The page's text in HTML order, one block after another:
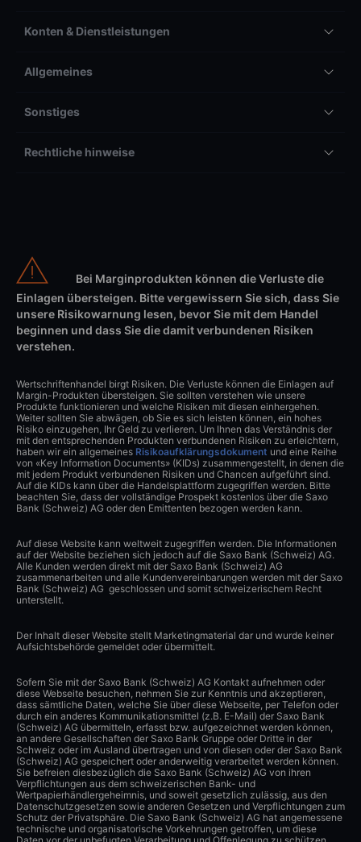
Konten & Dienstleistungen
Allgemeines
Sonstiges
Rechtliche hinweise
Bei Marginprodukten können die Verluste die
Einlagen übersteigen. Bitte vergewissern Sie sich, dass Sie
unsere Risikowarnung lesen, bevor Sie mit dem Handel
beginnen und dass Sie die damit verbundenen Risiken
verstehen.
Wertschriftenhandel birgt Risiken. Die Verluste können die Einlagen auf
Margin-Produkten übersteigen. Sie sollten verstehen wie unsere
Produkte funktionieren und welche Risiken mit diesen einhergehen.
Weiter sollten Sie abwägen, ob Sie es sich leisten können, ein hohes
Risiko einzugehen, Ihr Geld zu verlieren. Um Ihnen das Verständnis der
mit den entsprechenden Produkten verbundenen Risiken zu erleichtern,
haben wir ein allgemeines Risikoaufklärungsdokument und eine Reihe
von «Key Information Documents» (KIDs) zusammengestellt, in denen die
mit jedem Produkt verbundenen Risiken und Chancen aufgeführt sind.
Auf die KIDs kann über die Handelsplattform zugegriffen werden. Bitte
beachten Sie, dass der vollständige Prospekt kostenlos über die Saxo
Bank (Schweiz) AG oder den Emittenten bezogen werden kann.
Auf diese Website kann weltweit zugegriffen werden. Die Informationen
auf der Website beziehen sich jedoch auf die Saxo Bank (Schweiz) AG.
Alle Kunden werden direkt mit der Saxo Bank (Schweiz) AG
zusammenarbeiten und alle Kundenvereinbarungen werden mit der Saxo
Bank (Schweiz) AG geschlossen und somit schweizerischem Recht
unterstellt.
Der Inhalt dieser Website stellt Marketingmaterial dar und wurde keiner
Aufsichtsbehörde gemeldet oder übermittelt.
Sofern Sie mit der Saxo Bank (Schweiz) AG Kontakt aufnehmen oder
diese Webseite besuchen, nehmen Sie zur Kenntnis und akzeptieren,
dass sämtliche Daten, welche Sie über diese Webseite, per Telefon oder
durch ein anderes Kommunikationsmittel (z.B. E-Mail) der Saxo Bank
(Schweiz) AG übermitteln, erfasst bzw. aufgezeichnet werden können,
an andere Gesellschaften der Saxo Bank Gruppe oder Dritte in der
Schweiz oder im Ausland übertragen und von diesen oder der Saxo Bank
(Schweiz) AG gespeichert oder anderweitig verarbeitet werden können.
Sie befreien diesbezüglich die Saxo Bank (Schweiz) AG von ihren
Verpflichtungen aus dem schweizerischen Bank- und
Wertpapierhändlergeheimnis, und soweit gesetzlich zulässig, aus den
Datenschutzgesetzen sowie anderen Gesetzen und Verpflichtungen zum
Schutz der Privatsphäre. Die Saxo Bank (Schweiz) AG hat angemessene
technische und organisatorische Vorkehrungen getroffen, um diese